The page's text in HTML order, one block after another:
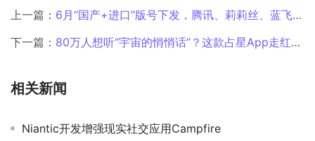
上一篇： 6月“国产+进口”版号下发，腾讯、莉莉丝、蓝飞互娱均在其列！
下一篇： 80万人想听“宇宙的悄悄话”？这款占星App走红美国，还能为用户画出“正缘”
相关新闻
Niantic开发增强现实社交应用Campfire